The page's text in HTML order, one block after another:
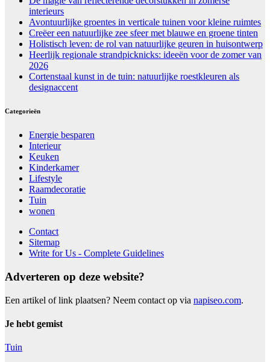
interieurs
Avontuurlijke groentes in verticale tuinen voor kleine ruimtes
Creëer een natuurlijke zee sfeer met blauwe en groene tinten
Holistisch leven: de rol van natuurlijke geuren in huisontwerp
Heerlijk regionale strandpicknicks: ideeën voor de zomer van
2026
Cortenstaal kunst in de tuin: natuurlijke roestkleuren als
designaccent
Categorieën
Energie besparen
Interieur
Keuken
Kinderkamer
Lifestyle
Raamdecoratie
Tuin
wonen
Contact
Sitemap
Write for Us - Complete Guidelines
Adverteren op deze website?
Een artikel of link plaatsen? Neem contact op via napiseo.com.
Je hebt gemist
Tuin